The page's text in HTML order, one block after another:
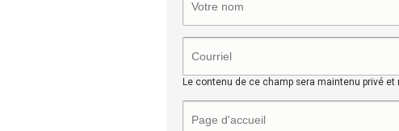
u
s
e
Le contenu de ce champ sera maintenu privé et